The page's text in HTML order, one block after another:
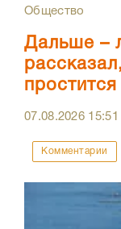
Общество
Дальше –
07.08.2026 15:51
Комментарии